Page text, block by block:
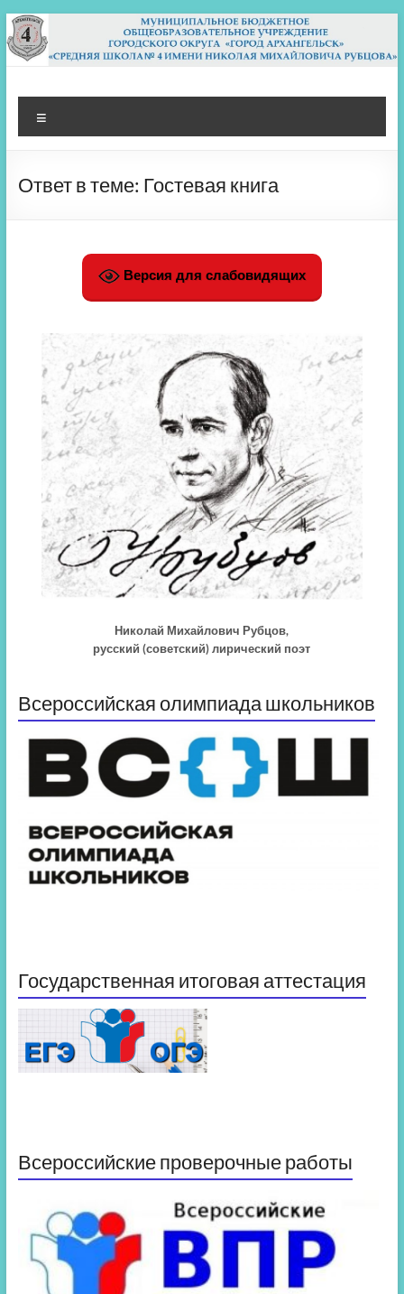
Перейти
к
содержимому
МБОУ СШ 4
Архангельск
Ответ в теме: Гостевая книга
Версия для слабовидящих
Николай Михайлович Рубцов,
русский (советский) лирический поэт
Всероссийская олимпиада школьников
Государственная итоговая аттестация
Всероссийские проверочные работы